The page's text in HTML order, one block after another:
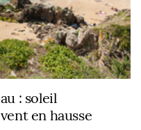
: soleil
en hausse